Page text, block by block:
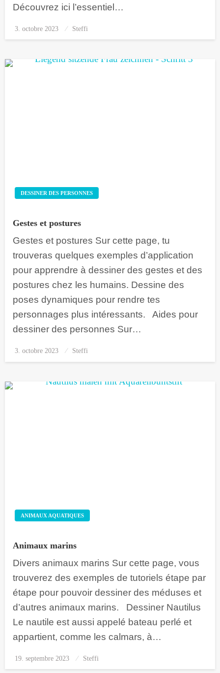
Découvrez ici l’essentiel…
Posted
on
3. octobre 2023 Steffi
DESSINER DES PERSONNES
Gestes et postures
Gestes et postures Sur cette page, tu
trouveras quelques exemples d’application
pour apprendre à dessiner des gestes et des
postures chez les humains. Dessine des
poses dynamiques pour rendre tes
personnages plus intéressants. Aides pour
dessiner des personnes Sur…
Posted
on
3. octobre 2023 Steffi
ANIMAUX AQUATIQUES
Animaux marins
Divers animaux marins Sur cette page, vous
trouverez des exemples de tutoriels étape par
étape pour pouvoir dessiner des méduses et
d’autres animaux marins. Dessiner Nautilus
Le nautile est aussi appelé bateau perlé et
appartient, comme les calmars, à…
Posted
on
19. septembre 2023 Steffi